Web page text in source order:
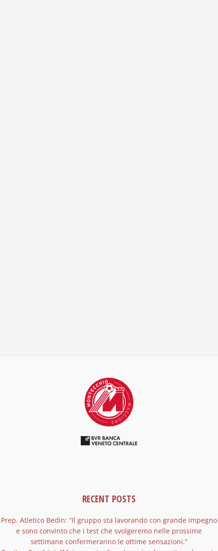
RECENT POSTS
Prep. Atletico Bedin: “Il gruppo sta lavorando con grande impegno
e sono convinto che i test che svolgeremo nelle prossime
settimane confermeranno le ottime sensazioni.”